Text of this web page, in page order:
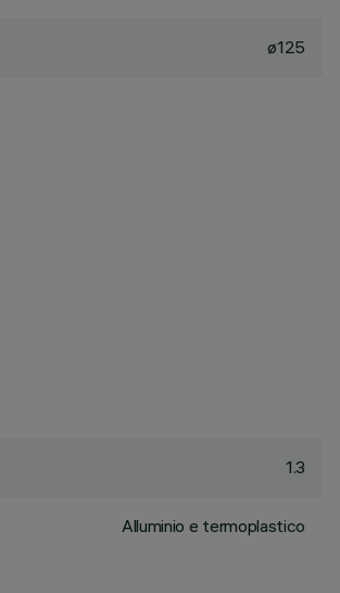
ø125
1.3
Alluminio e termoplastico